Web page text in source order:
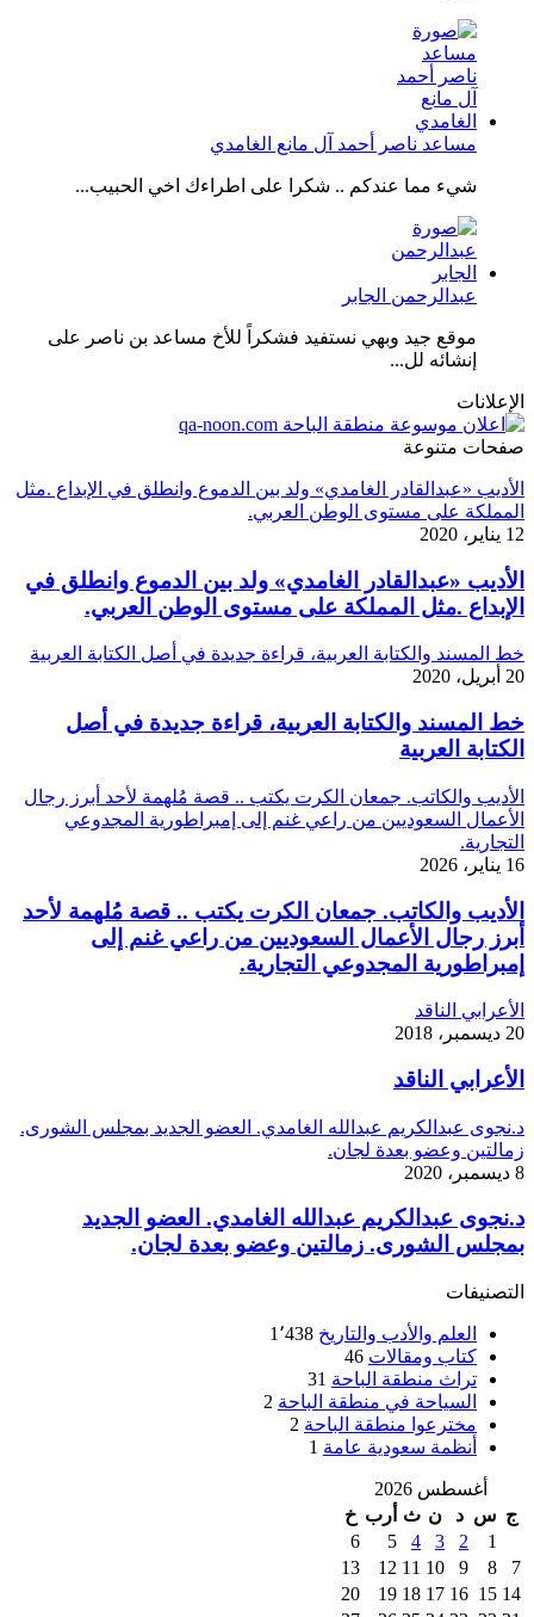
مساعد ناصر أحمد آل مانع الغامدي
شيء مما عندكم .. شكرا على اطراءك اخي الحبيب...
عبدالرحمن الجابر
موقع جيد وبهي نستفيد فشكراً للأخ مساعد بن ناصر على
إنشائه لل...
الإعلانات
صفحات متنوعة
الأديب «عبدالقادر الغامدي» ولد بين الدموع وانطلق في الإبداع .مثل
المملكة على مستوى الوطن العربي.
12 يناير، 2020
الأديب «عبدالقادر الغامدي» ولد بين الدموع وانطلق في
الإبداع .مثل المملكة على مستوى الوطن العربي.
خط المسند والكتابة العربية، قراءة جديدة في أصل الكتابة العربية
20 أبريل، 2020
خط المسند والكتابة العربية، قراءة جديدة في أصل
الكتابة العربية
الأديب والكاتب. جمعان الكرت يكتب .. قصة مُلهمة لأحد أبرز رجال
الأعمال السعوديين من راعي غنم إلى إمبراطورية المجدوعي
التجارية.
16 يناير، 2026
الأديب والكاتب. جمعان الكرت يكتب .. قصة مُلهمة لأحد
أبرز رجال الأعمال السعوديين من راعي غنم إلى
إمبراطورية المجدوعي التجارية.
الأعرابي الناقد
20 ديسمبر، 2018
الأعرابي الناقد
د.نجوى عبدالكريم عبدالله الغامدي. العضو الجديد بمجلس الشورى.
زمالتين وعضو بعدة لجان.
8 ديسمبر، 2020
د.نجوى عبدالكريم عبدالله الغامدي. العضو الجديد
بمجلس الشورى. زمالتين وعضو بعدة لجان.
التصنيفات
العلم والأدب والتاريخ 1٬438
كتاب ومقالات 46
تراث منطقة الباحة 31
السياحة في منطقة الباحة 2
مخترعوا منطقة الباحة 2
أنظمة سعودية عامة 1
أغسطس 2026
ج س د ن ث أرب خ
1
2
3
4
5
6
7
8
9
10
11
12
13
14
15
16
17
18
19
20